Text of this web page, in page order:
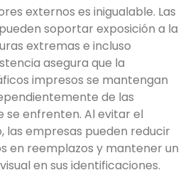
externos es inigualable. Las
soportar exposición a la
extremas e incluso
asegura que la
impresos se mantengan
de las
se enfrenten. Al evitar el
las empresas pueden reducir
en reemplazos y mantener un
en sus identificaciones.